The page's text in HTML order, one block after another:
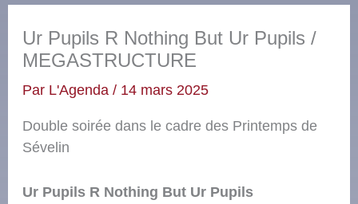
Ur Pupils R Nothing But Ur Pupils /
MEGASTRUCTURE
Par L'Agenda/ 14 mars 2025
Double soirée dans le cadre des Printemps de
Sévelin
Ur Pupils R Nothing But Ur Pupils